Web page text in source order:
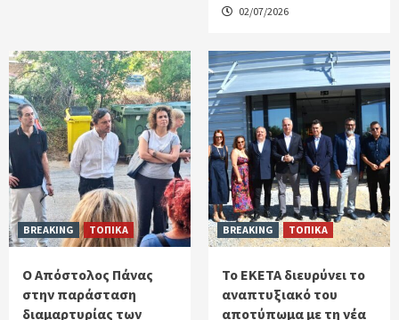
02/07/2026
BREAKING ΤΟΠΙΚΑ
Ο Απόστολος Πάνας
στην παράσταση
διαμαρτυρίας των
BREAKING ΤΟΠΙΚΑ
Το ΕΚΕΤΑ διευρύνει το
αναπτυξιακό του
αποτύπωμα με τη νέα